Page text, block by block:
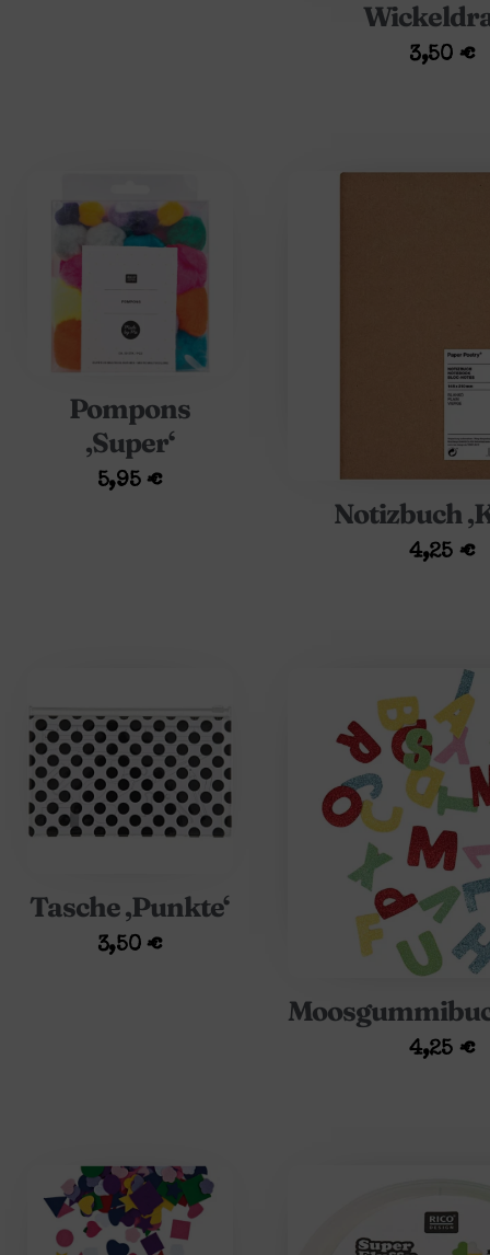
3,50 €
Pompons
‚Super‘
5,95€
Notizbuch
4,25 €
Tasche ‚Punkte‘
3,50€
4,25 €